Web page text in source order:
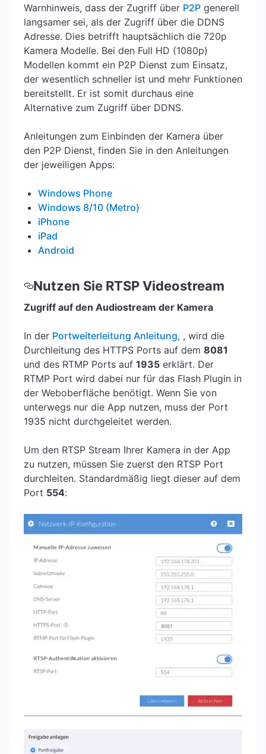
Warnhinweis, dass der Zugriff über P2P generell
langsamer sei, als der Zugriff über die DDNS
Adresse. Dies betrifft hauptsächlich die 720p
Kamera Modelle. Bei den Full HD (1080p)
Modellen kommt ein P2P Dienst zum Einsatz,
der wesentlich schneller ist und mehr Funktionen
bereitstellt. Er ist somit durchaus eine
Alternative zum Zugriff über DDNS.
Anleitungen zum Einbinden der Kamera über
den P2P Dienst, finden Sie in den Anleitungen
der jeweiligen Apps:
Windows Phone
Windows 8/10 (Metro)
iPhone
iPad
Android
Nutzen Sie RTSP Videostream
Zugriff auf den Audiostream der Kamera
In der Portweiterleitung Anleitung, , wird die
Durchleitung des HTTPS Ports auf dem 8081
und des RTMP Ports auf 1935 erklärt. Der
RTMP Port wird dabei nur für das Flash Plugin in
der Weboberfläche benötigt. Wenn Sie von
unterwegs nur die App nutzen, muss der Port
1935 nicht durchgeleitet werden.
Um den RTSP Stream Ihrer Kamera in der App
zu nutzen, müssen Sie zuerst den RTSP Port
durchleiten. Standardmäßig liegt dieser auf dem
Port 554: